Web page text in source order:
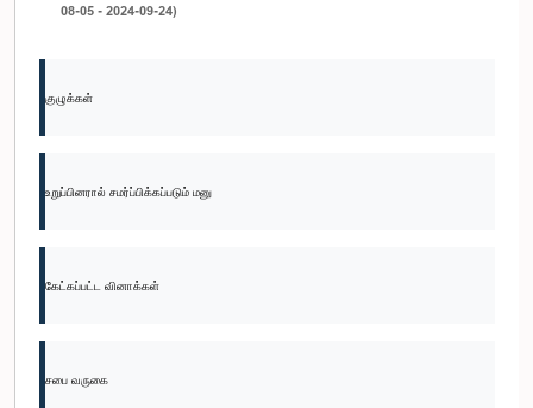
08-05 - 2024-09-24)
குழுக்கள்
உறுப்பினரால் சமர்ப்பிக்கப்படும் மனு
கேட்கப்பட்ட வினாக்கள்
சபை வருகை